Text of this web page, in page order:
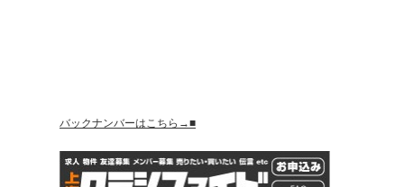
バックナンバーはこちら→■